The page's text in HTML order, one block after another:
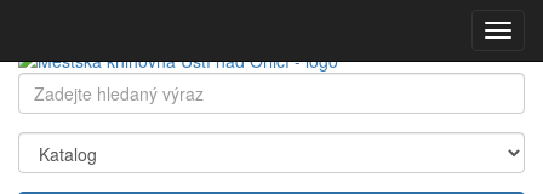
menu
Klávesové
zkratky
tomto
webu
Hledat: